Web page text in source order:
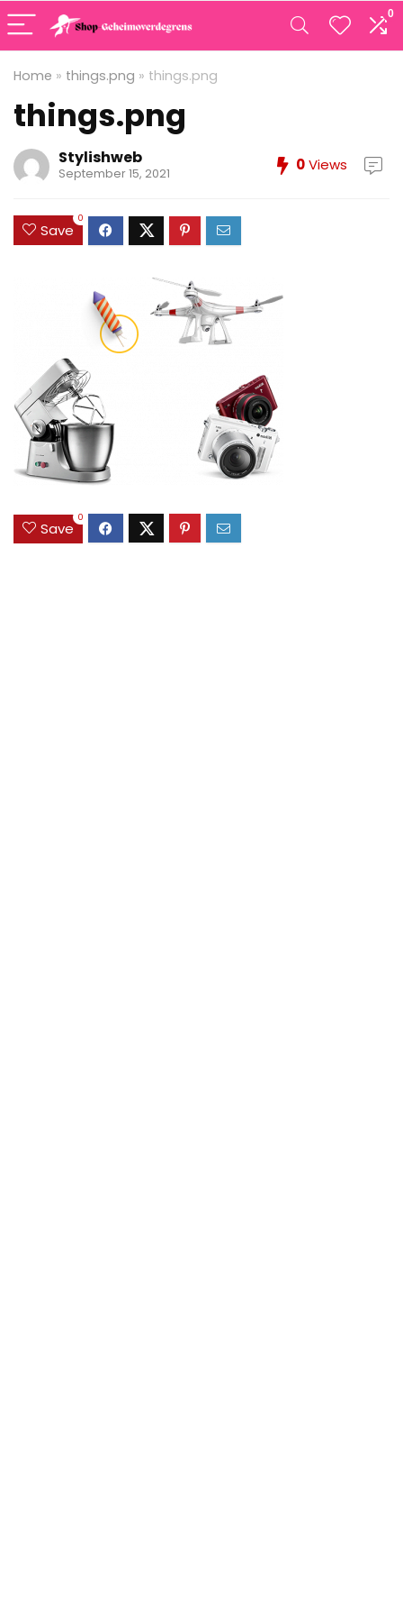
0
Home » things.png » things.png
things.png
Stylishweb
September 15, 2021 0Views
Save
0
Save
0